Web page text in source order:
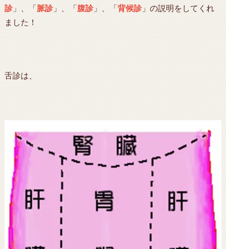
診」、「 脈診」、「 腹診」、「 背候診」の説明をしてくれ
ました！
舌診は、